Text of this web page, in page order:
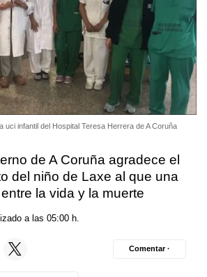
uci infantil del Hospital Teresa Herrera de A Coruña
de A Coruña agradece el
del niño de Laxe al que una
la vida y la muerte
a las 05:00 h.
Comentar ·